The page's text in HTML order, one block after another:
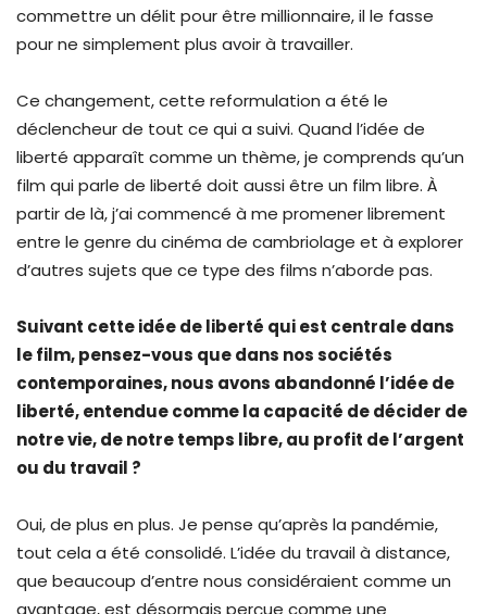
commettre un délit pour être millionnaire, il le fasse
pour ne simplement plus avoir à travailler.
Ce changement, cette reformulation a été le
déclencheur de tout ce qui a suivi. Quand l’idée de
liberté apparaît comme un thème, je comprends qu’un
film qui parle de liberté doit aussi être un film libre. À
partir de là, j’ai commencé à me promener librement
entre le genre du cinéma de cambriolage et à explorer
d’autres sujets que ce type des films n’aborde pas.
Suivant cette idée de liberté qui est centrale dans
le film, pensez-vous que dans nos sociétés
contemporaines, nous avons abandonné l’idée de
liberté, entendue comme la capacité de décider de
notre vie, de notre temps libre, au profit de l’argent
ou du travail ?
Oui, de plus en plus. Je pense qu’après la pandémie,
tout cela a été consolidé. L’idée du travail à distance,
que beaucoup d’entre nous considéraient comme un
avantage, est désormais perçue comme une